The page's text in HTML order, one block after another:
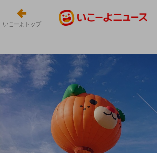
いこーよトップ